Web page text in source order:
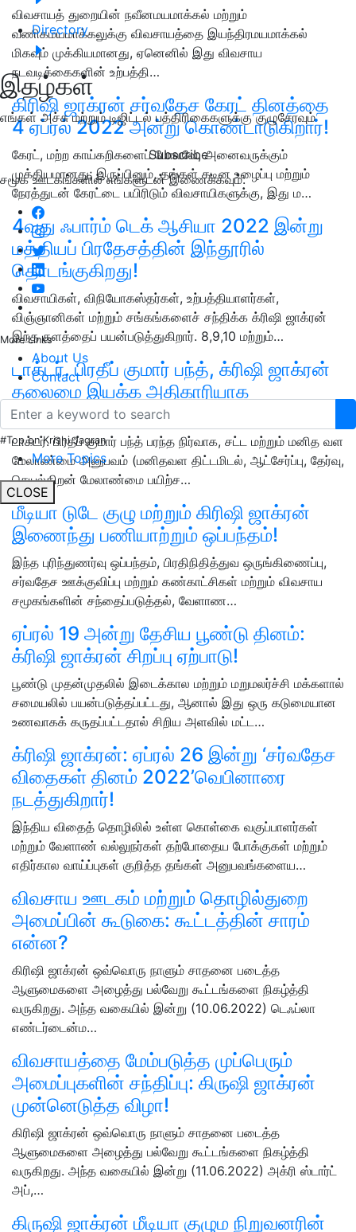
Directory
இதழ்கள்
எங்கள் அச்சு மற்றும் டிஜிட்டல் பத்திரிகைகளுக்கு குழுசேரவும்
Subscribe
சமூக ஊடகங்களில் எங்களுடன் இணைக்கவும்:
More Links
About Us
Contact
#Top on Krishi Jagran
More Topics
CLOSE
விவசாயத் துறையின் நவீனமயமாக்கல் மற்றும்
வணிகமயமாக்கலுக்கு விவசாயத்தை இயந்திரமயமாக்கல்
மிகவும் முக்கியமானது, ஏனெனில் இது விவசாய
நடவடிக்கைகளின் உற்பத்தி…
கிரிஷி ஜாக்ரன் சர்வதேச கேரட் தினத்தை
4 ஏப்ரல் 2022 அன்று கொண்டாடுகிறார்!
கேரட், மற்ற காய்கறிகளைப் போலவே, அனைவருக்கும்
முக்கியமானது; இருப்பினும், தங்கள் கடின உழைப்பு மற்றும்
நேரத்துடன் கேரட்டை பயிரிடும் விவசாயிகளுக்கு, இது ம…
4வது ஃபார்ம் டெக் ஆசியா 2022 இன்று
மத்தியப் பிரதேசத்தின் இந்தூரில்
தொடங்குகிறது!
விவசாயிகள், விநியோகஸ்தர்கள், உற்பத்தியாளர்கள்,
விஞ்ஞானிகள் மற்றும் சங்கங்களைச் சந்திக்க க்ரிஷி ஜாக்ரன்
இந்த தளத்தைப் பயன்படுத்துகிறார். 8,9,10 மற்றும்…
டாக்டர். பிரதீப் குமார் பந்த், க்ரிஷி ஜாக்ரன்
தலைமை இயக்க அதிகாரியாக
இணைகிறார்!
டாக்டர். பிரதீப் குமார் பந்த் பரந்த நிர்வாக, சட்ட மற்றும் மனித வள
மேலாண்மை அனுபவம் (மனிதவள திட்டமிடல், ஆட்சேர்ப்பு, தேர்வு,
செயல்திறன் மேலாண்மை பயிற்ச…
மீடியா டுடே குழு மற்றும் கிரிஷி ஜாக்ரன்
இணைந்து பணியாற்றும் ஒப்பந்தம்!
இந்த புரிந்துணர்வு ஒப்பந்தம், பிரதிநிதித்துவ ஒருங்கிணைப்பு,
சர்வதேச ஊக்குவிப்பு மற்றும் கண்காட்சிகள் மற்றும் விவசாய
சமூகங்களின் சந்தைப்படுத்தல், வேளாண…
ஏப்ரல் 19 அன்று தேசிய பூண்டு தினம்:
க்ரிஷி ஜாக்ரன் சிறப்பு ஏற்பாடு!
பூண்டு முதன்முதலில் இடைக்கால மற்றும் மறுமலர்ச்சி மக்களால்
சமையலில் பயன்படுத்தப்பட்டது, ஆனால் இது ஒரு கடுமையான
உணவாகக் கருதப்பட்டதால் சிறிய அளவில் மட்ட…
க்ரிஷி ஜாக்ரன்: ஏப்ரல் 26 இன்று ‘சர்வதேச
விதைகள் தினம் 2022’வெபினாரை
நடத்துகிறார்!
இந்திய விதைத் தொழிலில் உள்ள கொள்கை வகுப்பாளர்கள்
மற்றும் வேளாண் வல்லுநர்கள் தற்போதைய போக்குகள் மற்றும்
எதிர்கால வாய்ப்புகள் குறித்த தங்கள் அனுபவங்களைய…
விவசாய ஊடகம் மற்றும் தொழில்துறை
அமைப்பின் கூடுகை: கூட்டத்தின் சாரம்
என்ன?
கிரிஷி ஜாக்ரன் ஒவ்வொரு நாளும் சாதனை படைத்த
ஆளுமைகளை அழைத்து பல்வேறு கூட்டங்களை நிகழ்த்தி
வருகிறது. அந்த வகையில் இன்று (10.06.2022) டெஃப்லா
எண்டர்டைன்ம…
விவசாயத்தை மேம்படுத்த முப்பெரும்
அமைப்புகளின் சந்திப்பு: கிருஷி ஜாக்ரன்
முன்னெடுத்த விழா!
கிரிஷி ஜாக்ரன் ஒவ்வொரு நாளும் சாதனை படைத்த
ஆளுமைகளை அழைத்து பல்வேறு கூட்டங்களை நிகழ்த்தி
வருகிறது. அந்த வகையில் இன்று (11.06.2022) அக்ரி ஸ்டார்ட்
அப்,…
கிருஷி ஜாக்ரன் மீடியா குழும நிறுவனரின்